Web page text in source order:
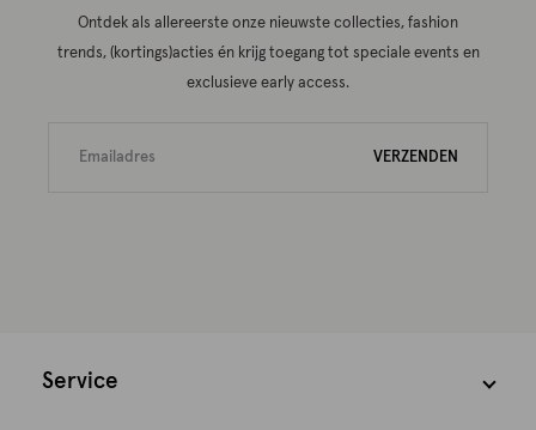
Ontdek als allereerste onze nieuwste collecties, fashion
trends, (kortings)acties én krijg toegang tot speciale events en
exclusieve early access.
VERZENDEN
Service